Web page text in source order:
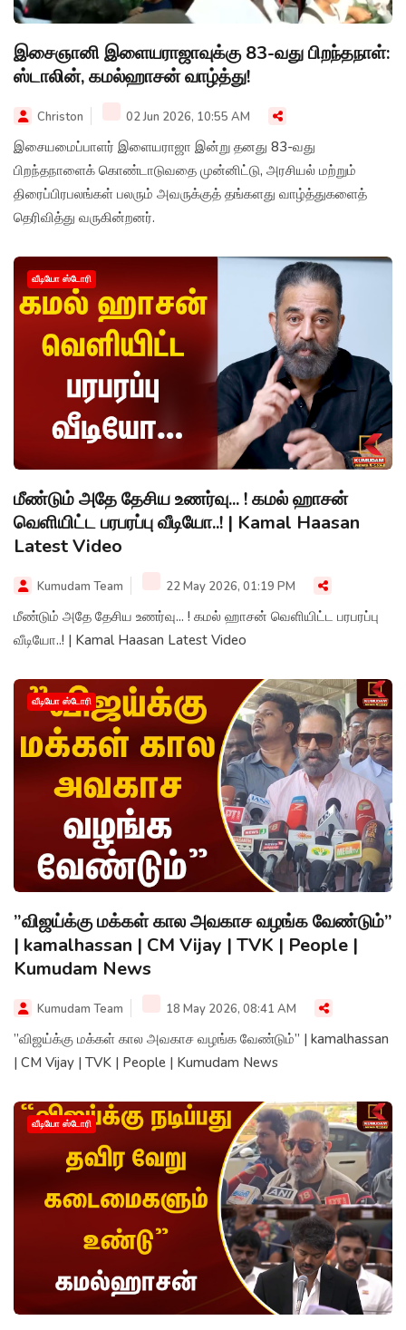
இசைஞானி இளையராஜாவுக்கு 83-வது பிறந்தநாள்:
ஸ்டாலின், கமல்ஹாசன் வாழ்த்து!
Christon 02 Jun 2026, 10:55 AM
இசையமைப்பாளர் இளையராஜா இன்று தனது 83-வது
பிறந்தநாளைக் கொண்டாடுவதை முன்னிட்டு, அரசியல் மற்றும்
திரைப்பிரபலங்கள் பலரும் அவருக்குத் தங்களது வாழ்த்துகளைத்
தெரிவித்து வருகின்றனர்.
வீடியோ ஸ்டோரி
மீண்டும் அதே தேசிய உணர்வு... ! கமல் ஹாசன்
வெளியிட்ட பரபரப்பு வீடியோ..! | Kamal Haasan
Latest Video
Kumudam Team 22 May 2026, 01:19 PM
மீண்டும் அதே தேசிய உணர்வு... ! கமல் ஹாசன் வெளியிட்ட பரபரப்பு
வீடியோ..! | Kamal Haasan Latest Video
வீடியோ ஸ்டோரி
”விஜய்க்கு மக்கள் கால அவகாச வழங்க வேண்டும்”
| kamalhassan | CM Vijay | TVK | People |
Kumudam News
Kumudam Team 18 May 2026, 08:41 AM
”விஜய்க்கு மக்கள் கால அவகாச வழங்க வேண்டும்” | kamalhassan
| CM Vijay | TVK | People | Kumudam News
வீடியோ ஸ்டோரி